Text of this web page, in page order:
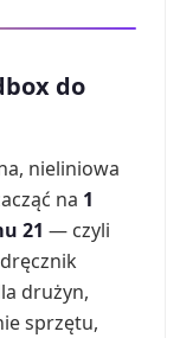
do
nieliniowa
na 1
21 — czyli
drużyn,
sprzętu,